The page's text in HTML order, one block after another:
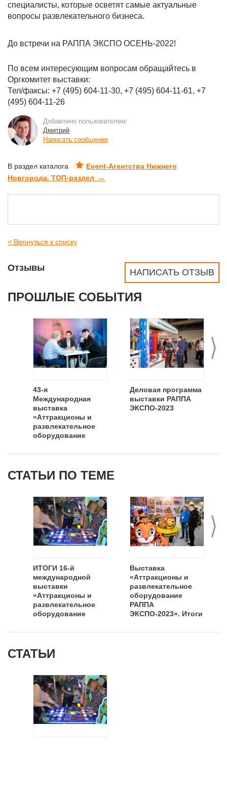
специалисты, которые осветят самые актуальные
вопросы развлекательного бизнеса.
До встречи на РАППА ЭКСПО ОСЕНЬ-2022!
По всем интересующим вопросам обращайтесь в
Оргкомитет выставки:
Тел/факсы: +7 (495) 604-11-30, +7 (495) 604-11-61, +7
(495) 604-11-26
Добавлено пользователем:
Дмитрий
Написать сообщение
В раздел каталога
Event-Агентства Нижнего
Новгорода. ТОП-раздел →
< Вернуться к списку
НАПИСАТЬ ОТЗЫВ
Отзывы
ПРОШЛЫЕ СОБЫТИЯ
>
43-я
Международная
выставка
«Аттракционы и
развлекательное
оборудование
ЭКСПО-2024"
Деловая программа
выставки РАППА
ЭКСПО-2023
СТАТЬИ ПО ТЕМЕ
>
ИТОГИ 16-й
международной
выставки
«Аттракционы и
развлекательное
оборудование
ОСЕНЬ-2022»
Выставка
«Аттракционы и
развлекательное
оборудование
РАППА
ЭКСПО-2023». Итоги
СТАТЬИ